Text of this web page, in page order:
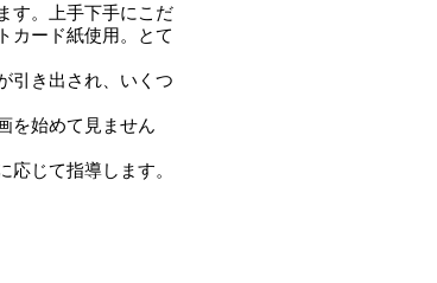
す。上手下手にこだ
カード紙使用。とて
引き出され、いくつ
を始めて見ません
じて指導します。